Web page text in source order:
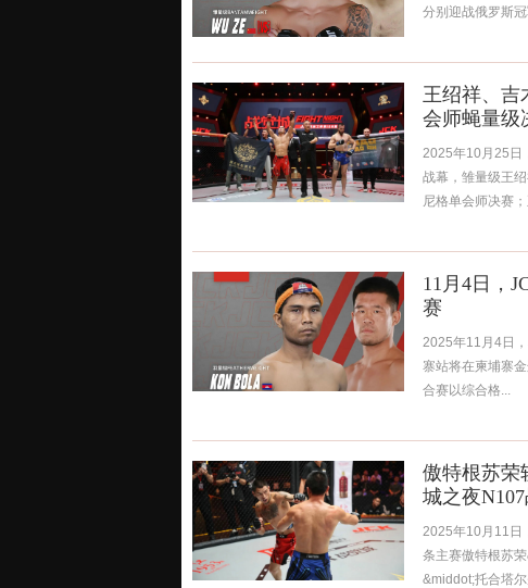
分别迎战俄罗斯
王绍祥、吉
会师蝇量级
2025年10月25日
战幕，雏量级王
尼格单会师决赛
11月4日，
赛
2025年11月4日
寨站将在柬埔寨
合赛以综合格...
傲特根苏荣
城之夜
2025年10月11日
条主赛傲特根苏
&middot;托合塔